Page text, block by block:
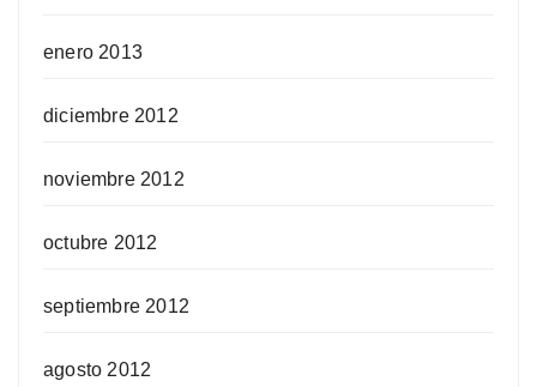
enero 2013
diciembre 2012
noviembre 2012
octubre 2012
septiembre 2012
agosto 2012